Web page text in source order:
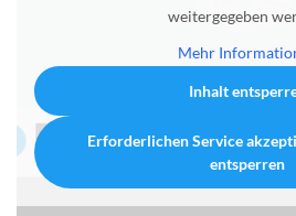
weitergegeben
Mehr
Inhalt
Erforderlichen Service
entsperren